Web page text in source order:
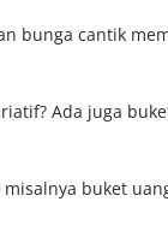
bunga cantik
Ada juga
buket